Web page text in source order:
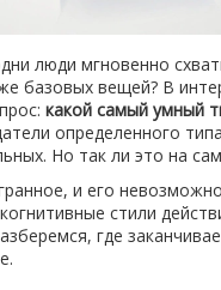
люди мгновенно
базовых вещей? В
какой самый умный
определенного
Но так ли это на
и его
стили
где